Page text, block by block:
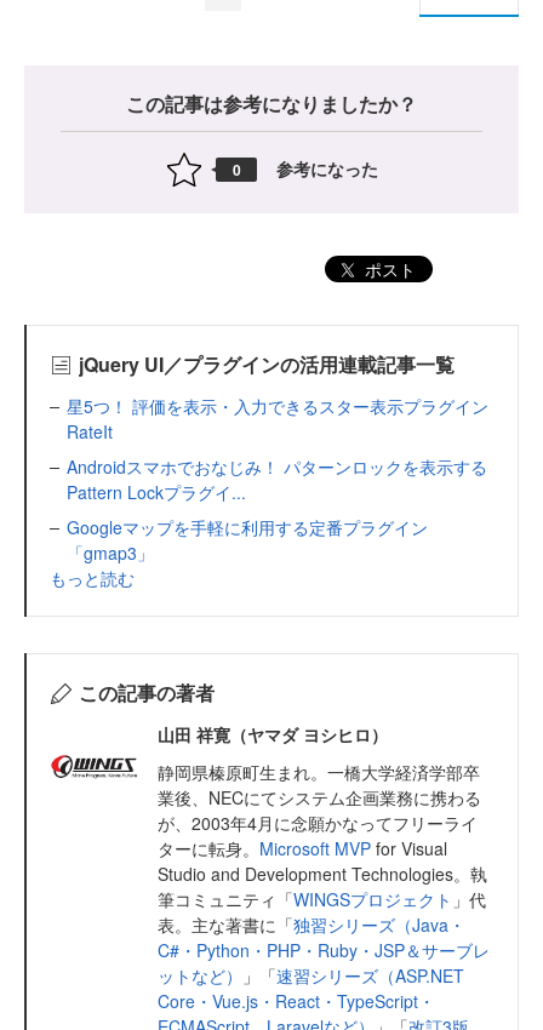
この記事は参考になりましたか？
0 参考になった
ポスト
jQuery UI／プラグインの活用連載記事一覧
星5つ！ 評価を表示・入力できるスター表示プラグイン
RateIt
Androidスマホでおなじみ！ パターンロックを表示する
Pattern Lockプラグイ...
Googleマップを手軽に利用する定番プラグイン
「gmap3」
もっと読む
この記事の著者
山田 祥寛（ヤマダ ヨシヒロ）
静岡県榛原町生まれ。一橋大学経済学部卒
業後、NECにてシステム企画業務に携わる
が、2003年4月に念願かなってフリーライ
ターに転身。 Microsoft MVP for Visual
Studio and Development Technologies。執
筆コミュニティ「WINGSプロジェクト 」代
表。主な著書に「独習シリーズ（Java・
C#・Python・PHP・Ruby・JSP＆サーブレ
ットなど）
」「速習シリーズ（ASP.NET
Core・Vue.js・React・TypeScript・